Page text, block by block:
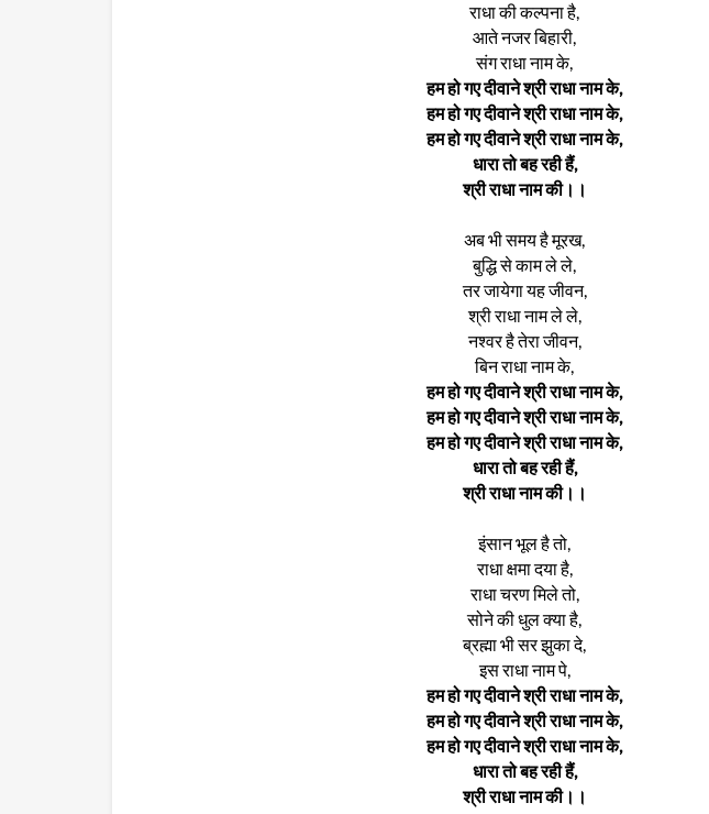
राधा की कल्पना है,
आते नजर बिहारी,
संग राधा नाम के,
हम हो गए दीवाने श्री राधा नाम के,
हम हो गए दीवाने श्री राधा नाम के,
हम हो गए दीवाने श्री राधा नाम के,
धारा तो बह रही हैं,
श्री राधा नाम की।।
अब भी समय है मूरख,
बुद्धि से काम ले ले,
तर जायेगा यह जीवन,
श्री राधा नाम ले ले,
नश्वर है तेरा जीवन,
बिन राधा नाम के,
हम हो गए दीवाने श्री राधा नाम के,
हम हो गए दीवाने श्री राधा नाम के,
हम हो गए दीवाने श्री राधा नाम के,
धारा तो बह रही हैं,
श्री राधा नाम की।।
इंसान भूल है तो,
राधा क्षमा दया है,
राधा चरण मिले तो,
सोने की धुल क्या है,
ब्रह्मा भी सर झुका दे,
इस राधा नाम पे,
हम हो गए दीवाने श्री राधा नाम के,
हम हो गए दीवाने श्री राधा नाम के,
हम हो गए दीवाने श्री राधा नाम के,
धारा तो बह रही हैं,
श्री राधा नाम की।।